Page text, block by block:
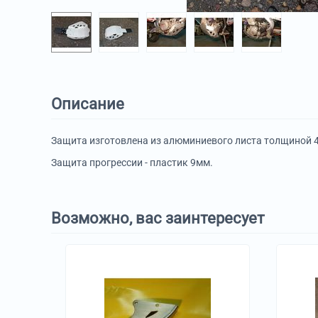
Описание
Защита изготовлена из алюминиевого листа толщиной
Защита прогрессии - пластик 9мм.
Возможно, вас заинтересует